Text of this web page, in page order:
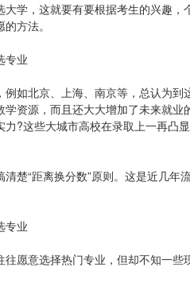
学，这就要有要根据考生的兴趣
方法。
专业
如北京、上海、南京等，总认为
资源，而且还大大增加了未来就
?这些大城市高校在录取上一再凸
楚“距离换分数”原则。这是近几
专业
愿意选择热门专业，但却不知一